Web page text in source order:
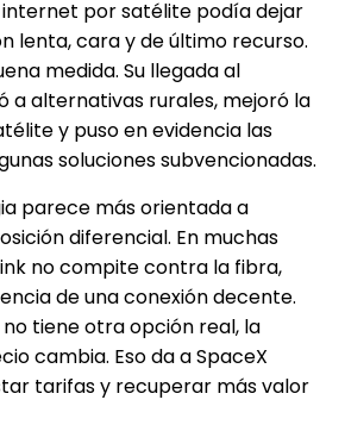
por satélite podía dejar
lenta, cara y de último recurso.
medida. Su llegada al
a alternativas rurales, mejoró la
y puso en evidencia las
soluciones subvencionadas.
parece más orientada a
diferencial. En muchas
no compite contra la fibra,
de una conexión decente.
tiene otra opción real, la
cambia. Eso da a SpaceX
tarifas y recuperar más valor